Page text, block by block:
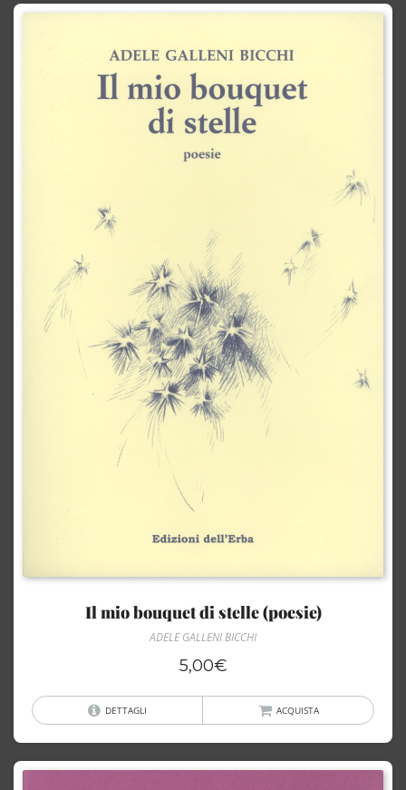
Il mio bouquet di stelle (poesie)
ADELE GALLENI BICCHI
5,00€
DETTAGLI ACQUISTA